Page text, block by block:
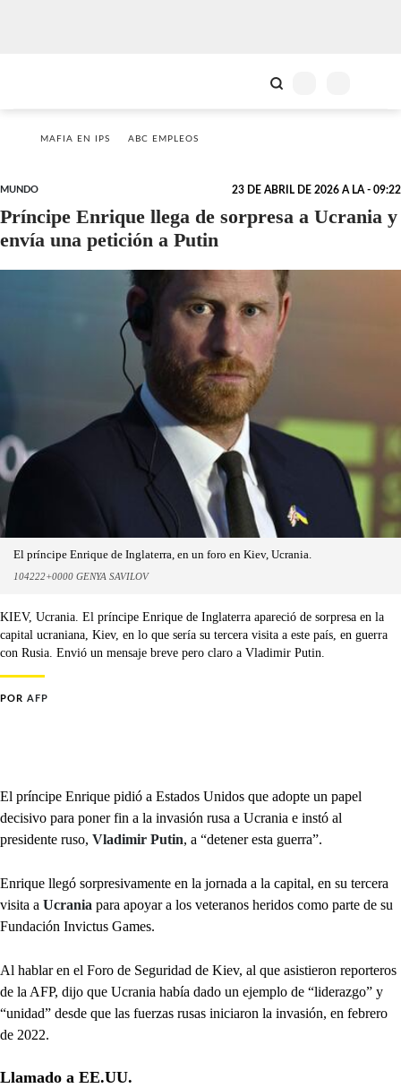
MAFIA EN IPS ABC EMPLEOS
MUNDO 23 DE ABRIL DE 2026 A LA - 09:22
Príncipe Enrique llega de sorpresa a Ucrania y
envía una petición a Putin
El príncipe Enrique de Inglaterra, en un foro en Kiev, Ucrania.
104222+0000 GENYA SAVILOV
KIEV, Ucrania. El príncipe Enrique de Inglaterra apareció de sorpresa en la
capital ucraniana, Kiev, en lo que sería su tercera visita a este país, en guerra
con Rusia. Envió un mensaje breve pero claro a Vladimir Putin.
POR AFP
El príncipe Enrique pidió a Estados Unidos que adopte un papel
decisivo para poner fin a la invasión rusa a Ucrania e instó al
presidente ruso, Vladimir Putin, a “detener esta guerra”.
Enrique llegó sorpresivamente en la jornada a la capital, en su tercera
visita a Ucrania para apoyar a los veteranos heridos como parte de su
Fundación Invictus Games.
Al hablar en el Foro de Seguridad de Kiev, al que asistieron reporteros
de la AFP, dijo que Ucrania había dado un ejemplo de “liderazgo” y
“unidad” desde que las fuerzas rusas iniciaron la invasión, en febrero
de 2022.
Llamado a EE.UU.